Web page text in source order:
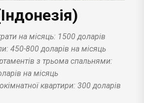
на місяць: 1500 доларів
450-800 доларів на місяць
з трьома спальнями:
на місяць
квартири: 300 доларів